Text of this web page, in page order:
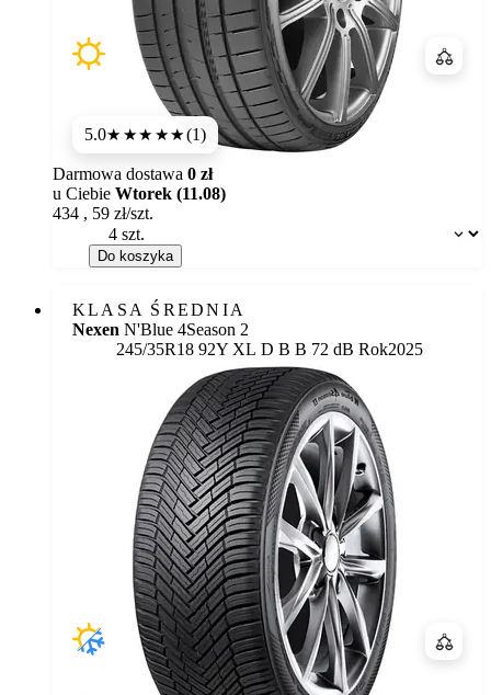
5.0★★★★★(1)
Dostępność:
Darmowa dostawa 0 zł
u Ciebie Wtorek (11.08)
434 , 59 zł/szt.
Do koszyka
KLASA ŚREDNIA
Nexen N'Blue 4Season 2
245/35R18 92Y XL Etykieta:
D B B 72 dB Rok2025